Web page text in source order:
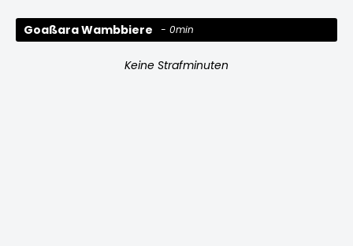
Goaßara Wambbiere 0min
Keine Strafminuten